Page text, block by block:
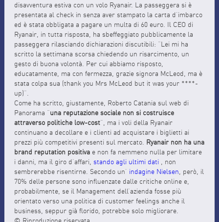
disavventura estiva con un volo Ryanair. La passeggera si è
presentata al check in senza aver stampato la carta d’imbarco
ed è stata obbligata a pagare un multa di 60 euro. Il CEO di
Ryanair, in tutta risposta, ha sbeffeggiato pubblicamente la
passeggera rilasciando dichiarazioni discutibili: “Lei mi ha
scritto la settimana scorsa chiedendo un risarcimento, un
gesto di buona volontà. Per cui abbiamo risposto,
educatamente, ma con fermezza, grazie signora McLeod, ma è
stata colpa sua (thank you Mrs McLeod but it was your ****-
up)”.
Come ha scritto, giustamente, Roberto Catania sul web di
Panorama “una reputazione sociale non si costruisce
attraverso politiche low-cost”, ma i voli della Ryanair
continuano a decollare e i clienti ad acquistare i biglietti ai
prezzi più competitivi presenti sul mercato. Ryanair non ha una
brand reputation positivae non fa nemmeno nulla per limitare
i danni, ma il giro d’affari, stando agli ultimi dati, non
sembrerebbe risentirne. Secondo un’ indagine Nielsen, però, il
70% delle persone sono influenzate dalle critiche online e,
probabilmente, se il Management dell’azienda fosse più
orientato verso una politica di customer feelings anche il
business, seppur già florido, potrebbe solo migliorare.